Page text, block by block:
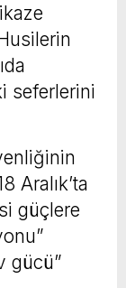
seferlerini
Aralık’ta
güçlere
gücü”